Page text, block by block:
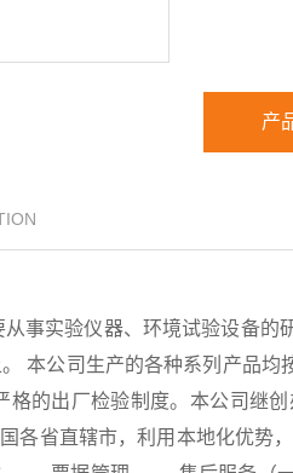
产
事实验仪器、环境试验设备
本公司生产的各种系列产品均
格的出厂检验制度。本公司继
各省直辖市，利用本地化优